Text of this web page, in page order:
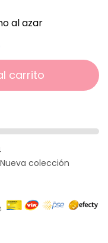
al azar
carrito
Nueva colección